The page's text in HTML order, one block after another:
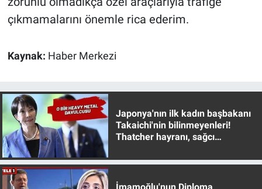
çıkmamalarını önemle rica ederim.
Kaynak: Haber Merkezi
Japonya'nın ilk kadın başbakanı
Takaichi'nin bilinmeyenleri!
Thatcher hayranı, sağcı